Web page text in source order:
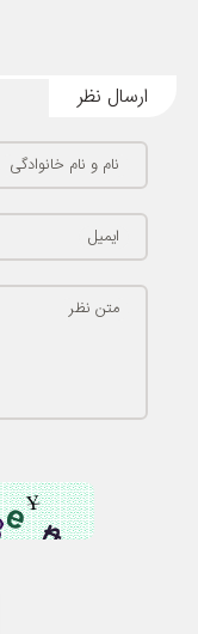
ارسال نظر
نام و نام خانوادگی
ایمیل
متن نظر